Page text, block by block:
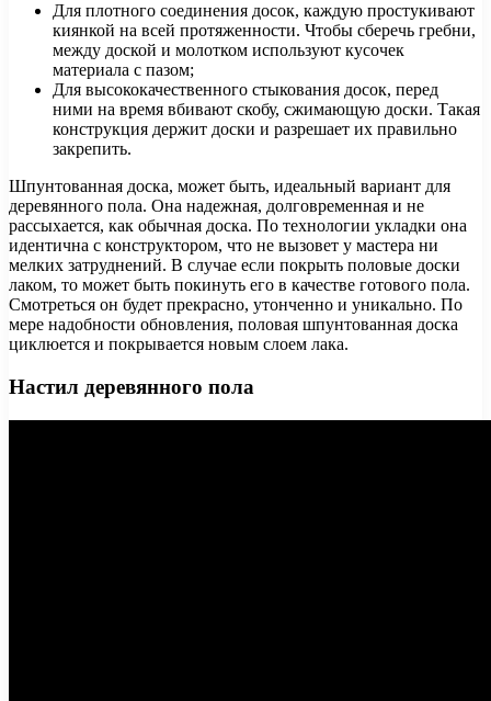
Для плотного соединения досок, каждую простукивают
киянкой на всей протяженности. Чтобы сберечь гребни,
между доской и молотком используют кусочек
материала с пазом;
Для высококачественного стыкования досок, перед
ними на время вбивают скобу, сжимающую доски. Такая
конструкция держит доски и разрешает их правильно
закрепить.
Шпунтованная доска, может быть, идеальный вариант для
деревянного пола. Она надежная, долговременная и не
рассыхается, как обычная доска. По технологии укладки она
идентична с конструктором, что не вызовет у мастера ни
мелких затруднений. В случае если покрыть половые доски
лаком, то может быть покинуть его в качестве готового пола.
Смотреться он будет прекрасно, утонченно и уникально. По
мере надобности обновления, половая шпунтованная доска
циклюется и покрывается новым слоем лака.
Настил деревянного пола